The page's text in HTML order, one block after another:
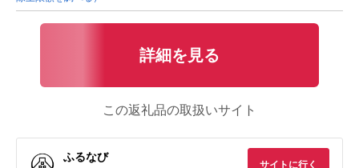
詳細を見る
この返礼品の取扱いサイト
ふるなび
サイトに行く